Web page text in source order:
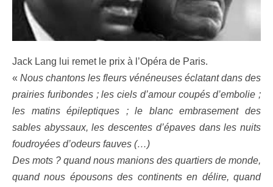
Jack Lang lui remet le prix à l’Opéra de Paris.
« Nous chantons les fleurs vénéneuses éclatant dans des
prairies furibondes ; les ciels d’amour coupés d’embolie ;
les matins épileptiques ; le blanc embrasement des
sables abyssaux, les descentes d’épaves dans les nuits
foudroyées d’odeurs fauves (…)
Des mots ? quand nous manions des quartiers de monde,
quand nous épousons des continents en délire, quand